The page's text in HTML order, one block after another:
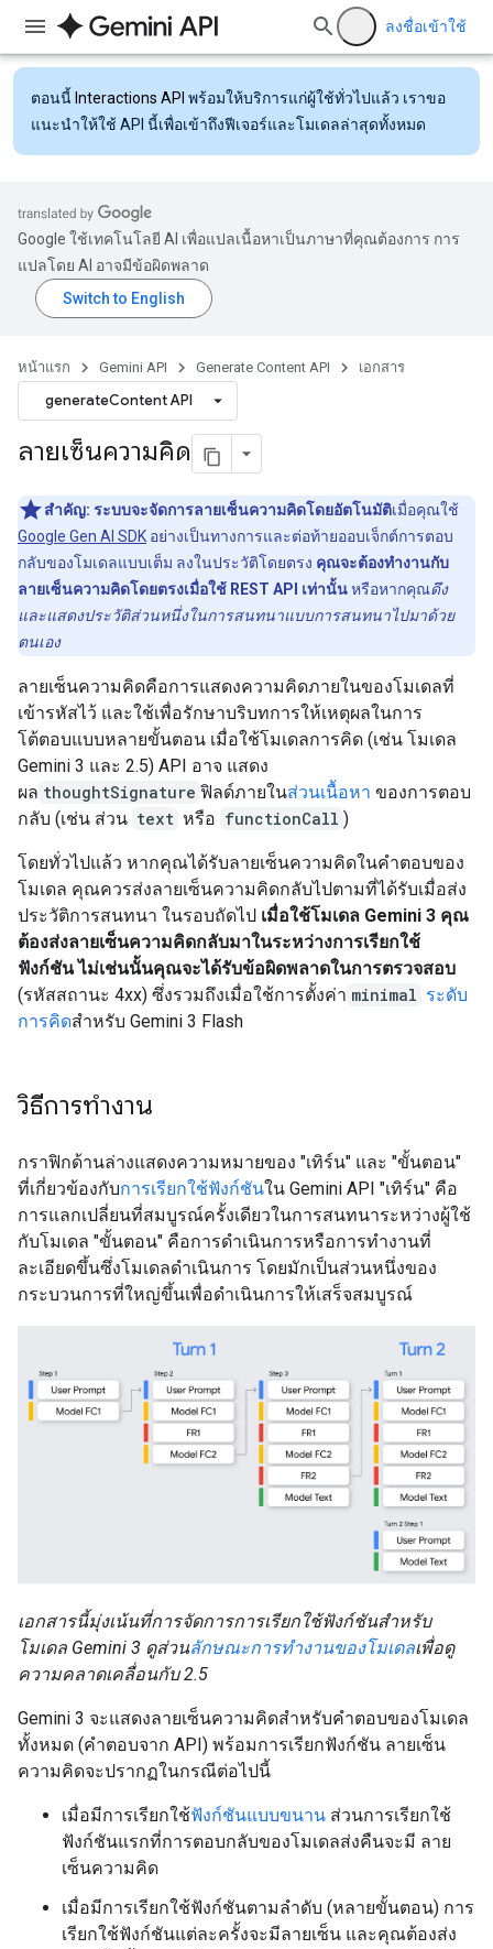
ลงชื่อเข้าใช้
ตอนนี้ Interactions API พร้อมให้บริการแก่ผู้ใช้ทั่วไปแล้ว เราขอ
แนะนำให้ใช้ API นี้เพื่อเข้าถึงฟีเจอร์และโมเดลล่าสุดทั้งหมด
Google ใช้เทคโนโลยี AI เพื่อแปลเนื้อหาเป็นภาษาที่คุณต้องการ การ
แปลโดย AI อาจมีข้อผิดพลาด
หน้าแรก Gemini API Generate Content API เอกสาร
generateContent API
ลายเซ็นความคิด
สำคัญ: ระบบจะจัดการลายเซ็นความคิดโดยอัตโนมัติเมื่อคุณใช้
Google Gen AI SDK อย่างเป็นทางการและต่อท้ายออบเจ็กต์การตอบ
กลับของโมเดลแบบเต็ม ลงในประวัติโดยตรง คุณจะต้องทำงานกับ
ลายเซ็นความคิดโดยตรงเมื่อใช้ REST API เท่านั้นหรือหากคุณดึง
และแสดงประวัติส่วนหนึ่งในการสนทนาแบบการสนทนาไปมาด้วย
ตนเอง
ลายเซ็นความคิดคือการแสดงความคิดภายในของโมเดลที่
เข้ารหัสไว้ และใช้เพื่อรักษาบริบทการให้เหตุผลในการ
โต้ตอบแบบหลายขั้นตอน เมื่อใช้โมเดลการคิด (เช่น โมเดล
Gemini 3 และ 2.5) API อาจ แสดง
ผล thoughtSignature ฟิลด์ภายในส่วนเนื้อหา ของการตอบ
กลับ (เช่น ส่วน text หรือ functionCall )
โดยทั่วไปแล้ว หากคุณได้รับลายเซ็นความคิดในคำตอบของ
โมเดล คุณควรส่งลายเซ็นความคิดกลับไปตามที่ได้รับเมื่อส่ง
ประวัติการสนทนา ในรอบถัดไป เมื่อใช้โมเดล Gemini 3 คุณ
ต้องส่งลายเซ็นความคิดกลับมาในระหว่างการเรียกใช้
ฟังก์ชัน ไม่เช่นนั้นคุณจะได้รับข้อผิดพลาดในการตรวจสอบ
(รหัสสถานะ 4xx) ซึ่งรวมถึงเมื่อใช้การตั้งค่า minimal ระดับ
การคิดสำหรับ Gemini 3 Flash
วิธีการทำงาน
กราฟิกด้านล่างแสดงความหมายของ "เทิร์น" และ "ขั้นตอน"
ที่เกี่ยวข้องกับการเรียกใช้ฟังก์ชันใน Gemini API "เทิร์น" คือ
การแลกเปลี่ยนที่สมบูรณ์ครั้งเดียวในการสนทนาระหว่างผู้ใช้
กับโมเดล "ขั้นตอน" คือการดำเนินการหรือการทำงานที่
ละเอียดขึ้นซึ่งโมเดลดำเนินการ โดยมักเป็นส่วนหนึ่งของ
กระบวนการที่ใหญ่ขึ้นเพื่อดำเนินการให้เสร็จสมบูรณ์
เอกสารนี้มุ่งเน้นที่การจัดการการเรียกใช้ฟังก์ชันสำหรับ
โมเดล Gemini 3 ดูส่วนลักษณะการทำงานของโมเดลเพื่อดู
ความคลาดเคลื่อนกับ 2.5
Gemini 3 จะแสดงลายเซ็นความคิดสำหรับคำตอบของโมเดล
ทั้งหมด (คำตอบจาก API) พร้อมการเรียกฟังก์ชัน ลายเซ็น
ความคิดจะปรากฏในกรณีต่อไปนี้
เมื่อมีการเรียกใช้ฟังก์ชันแบบขนาน ส่วนการเรียกใช้
ฟังก์ชันแรกที่การตอบกลับของโมเดลส่งคืนจะมี ลาย
เซ็นความคิด
เมื่อมีการเรียกใช้ฟังก์ชันตามลำดับ (หลายขั้นตอน) การ
เรียกใช้ฟังก์ชันแต่ละครั้งจะมีลายเซ็น และคุณต้องส่ง